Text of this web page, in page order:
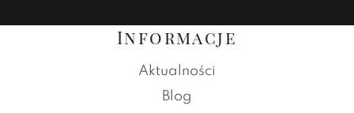
Informacje
Aktualności
Blog